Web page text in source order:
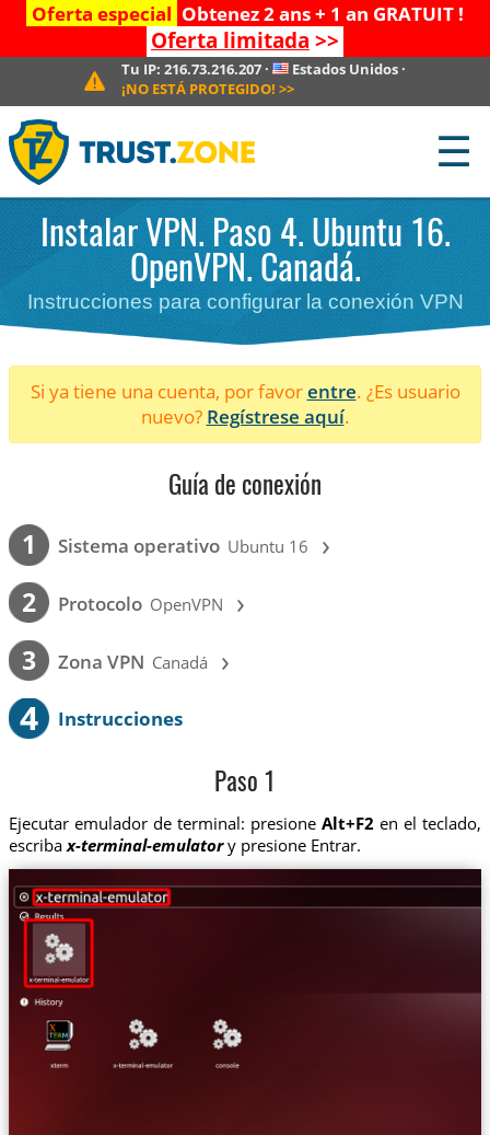
Oferta especial Obtenez 2 ans + 1 an GRATUIT !
Oferta limitada >>
Tu IP: 216.73.216.207· Estados Unidos ·
¡NO ESTÁ PROTEGIDO! >>
☰
Instalar VPN. Paso 4. Ubuntu 16.
OpenVPN. Canadá.
Instrucciones para configurar la conexión VPN
Si ya tiene una cuenta, por favorentre. ¿Es usuario
nuevo? Regístrese aquí.
Guía de conexión
1 Sistema operativo Ubuntu 16 ›
2 Protocolo OpenVPN ›
3 Zona VPN Canadá ›
4 Instrucciones
Paso 1
Ejecutar emulador de terminal: presioneAlt+F2 en el teclado,
escribax-terminal-emulatory presione Entrar.